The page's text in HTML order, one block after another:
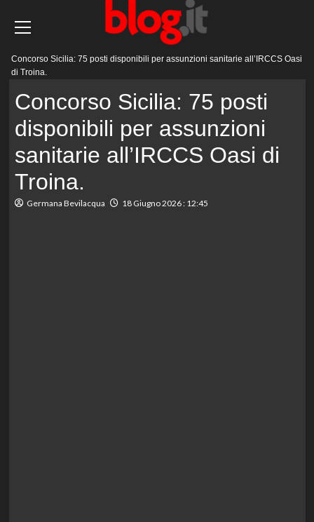
principale
Concorso Sicilia: 75 posti disponibili per assunzioni sanitarie all’IRCCS Oasi
di Troina.
Concorso Sicilia: 75 posti
disponibili per assunzioni
sanitarie all’IRCCS Oasi di
Troina.
Germana Bevilacqua 18 Giugno 2026 : 12:45